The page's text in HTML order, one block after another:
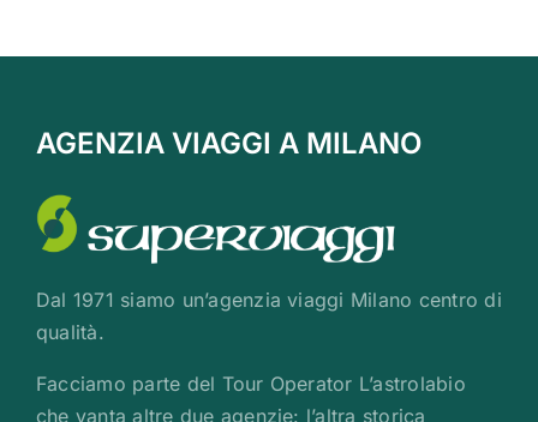
AGENZIA VIAGGI A MILANO
Dal 1971 siamo un’agenzia viaggi Milano centro di
qualità.
Facciamo parte del Tour Operator L’astrolabio
che vanta altre due agenzie: l’altra storica